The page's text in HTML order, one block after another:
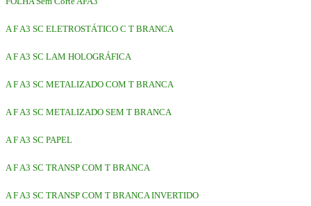
A F A3 SC ELETROSTÁTICO C T BRANCA
A F A3 SC LAM HOLOGRÁFICA
A F A3 SC METALIZADO COM T BRANCA
A F A3 SC METALIZADO SEM T BRANCA
A F A3 SC PAPEL
A F A3 SC TRANSP COM T BRANCA
A F A3 SC TRANSP COM T BRANCA INVERTIDO